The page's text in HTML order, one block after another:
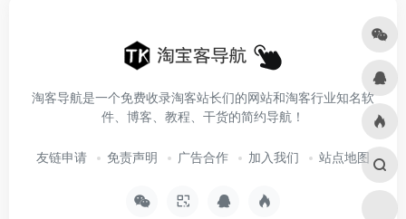
淘客导航是一个免费收录淘客站长们的网站和淘客行业知名软
件、博客、教程、干货的简约导航！
友链申请 免责声明 广告合作 加入我们 站点地图